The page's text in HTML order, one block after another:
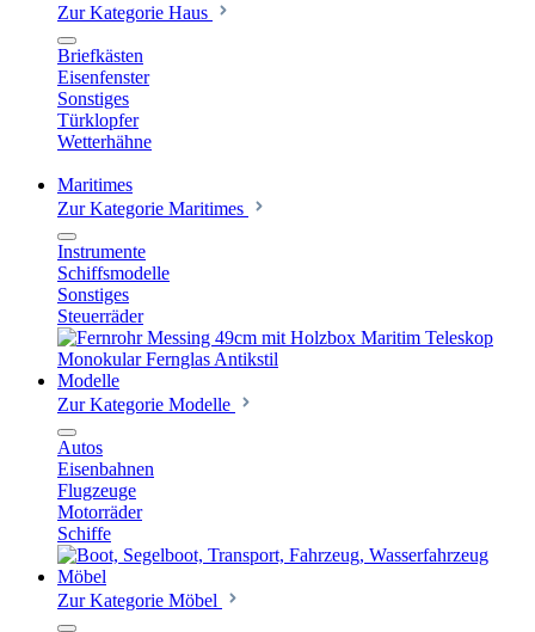
Zur Kategorie Haus
Briefkästen
Eisenfenster
Sonstiges
Türklopfer
Wetterhähne
Maritimes
Zur Kategorie Maritimes
Instrumente
Schiffsmodelle
Sonstiges
Steuerräder
Modelle
Zur Kategorie Modelle
Autos
Eisenbahnen
Flugzeuge
Motorräder
Schiffe
Möbel
Zur Kategorie Möbel